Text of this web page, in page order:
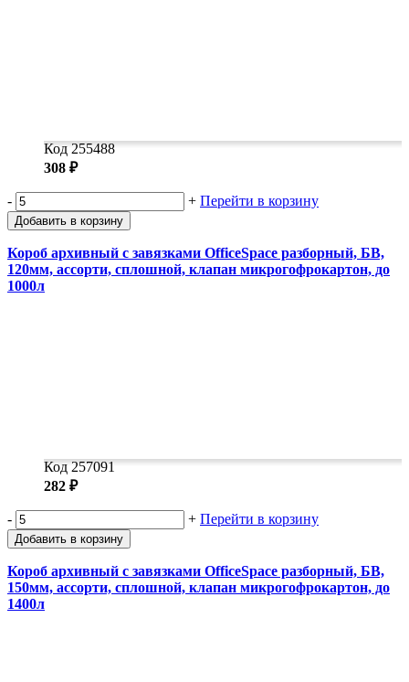
Код 255488
308 ₽
- + Перейти в корзину
Добавить в корзину
Короб архивный с завязками OfficeSpace разборный, БВ,
120мм, ассорти, сплошной, клапан микрогофрокартон, до
1000л
Код 257091
282 ₽
- + Перейти в корзину
Добавить в корзину
Короб архивный с завязками OfficeSpace разборный, БВ,
150мм, ассорти, сплошной, клапан микрогофрокартон, до
1400л